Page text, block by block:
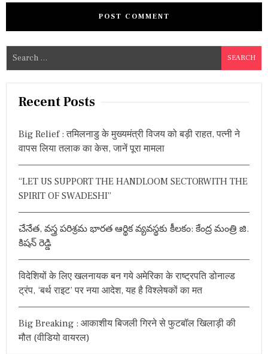
a
Recent Posts
Big Relief : तमिलनाडु के मुख्यमंत्री विजय को बड़ी राहत, पत्नी ने
वापस लिया तलाक का केस, जानें पूरा मामला
“LET US SUPPORT THE HANDLOOM SECTORWITH THE
SPIRIT OF SWADESHI”
చేనేత, వస్త్ర పరిశ్రమ భారత ఆర్థిక వ్యవస్థకు కీలకం: కేంద్ర మంత్రి జి.
కిషన్ రెడ్డి
विदेशियों के लिए खलनायक बन गये अमेरिका के राष्ट्रपति डोनाल्ड
ट्रंप, ‘बर्थ राइट’ पर नया आदेश, यह है विश्लेषकों का मत
Big Breaking : आकाशीय बिजली गिरने से फुटबॉल खिलाड़ी की
मौत (वीडियो वायरल)